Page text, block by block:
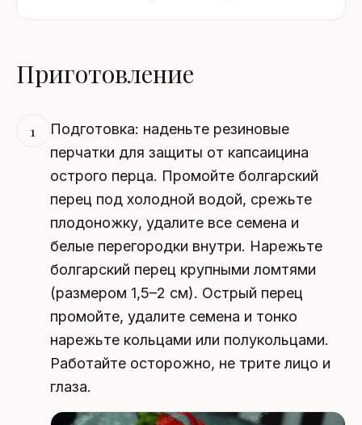
Приготовление
1
Подготовка: наденьте резиновые
перчатки для защиты от капсаицина
острого перца. Промойте болгарский
перец под холодной водой, срежьте
плодоножку, удалите все семена и
белые перегородки внутри. Нарежьте
болгарский перец крупными ломтями
(размером 1,5–2 см). Острый перец
промойте, удалите семена и тонко
нарежьте кольцами или полукольцами.
Работайте осторожно, не трите лицо и
глаза.